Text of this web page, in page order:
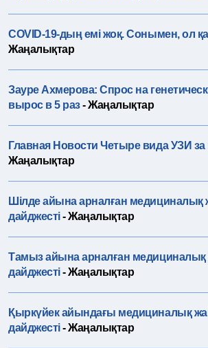
COVID-19-дың емі жоқ. Сонымен, ол
Жаңалықтар
Зауре Ахмерова: Спрос на
вырос в 5 раз - Жаңалықтар
Главная Новости Четыре вида УЗИ за
Жаңалықтар
Шілде айына арналған медициналық
дайджесті - Жаңалықтар
Тамыз айына арналған медициналық
дайджесті - Жаңалықтар
Қыркүйек айындағы медициналық
дайджесті - Жаңалықтар